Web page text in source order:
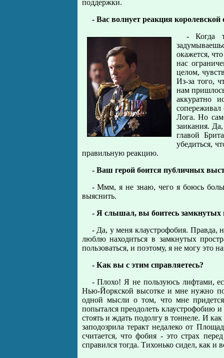
поддержки.
- Вас волнует реакция королевской
- Когда
окажется,
нас
целом,
Из-за того,
нам
аккуратно
сопереживал
Лога. Но
заикания.
главой
убедиться,
правильную реакцию.
- Ваш герой боится публичных
- Ммм, я не знаю, чего я боюсь
выяснить.
- Я слышал, вы боитесь замкнутых
- Да, у меня клаустрофобия. Правда,
люблю находиться в замкнутых
пользоваться, и поэтому, я не могу это
- Как вы с этим справляетесь?
- Плохо! Я не пользуюсь лифтами,
Нью-Йоркской высотке и мне нужно
одной мысли о том, что мне
попытался преодолеть клаустрофобию
стоять и ждать подолгу в тоннеле. И
заподозрила теракт недалеко от
считается, что фобия - это страх
справился тогда. Тихонько сидел, как и